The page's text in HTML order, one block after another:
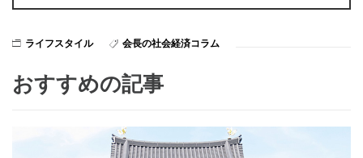
ライフスタイル 会長の社会経済コラム
おすすめの記事